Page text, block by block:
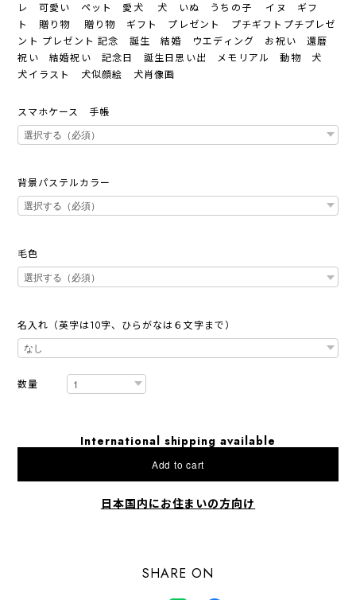
レ 可愛い ペット 愛犬 犬 いぬ うちの子 イヌ ギフ
ト 贈り物 贈り物 ギフト プレゼント プチギフトプチプレゼ
ント プレゼント 記念 誕生 結婚 ウエディング お祝い 還暦
祝い 結婚祝い 記念日 誕生日思い出 メモリアル 動物 犬
犬イラスト 犬似顔絵 犬肖像画
スマホケース 手帳
背景パステルカラー
毛色
名入れ（英字は10字、ひらがなは６文字まで）
数量
International shipping available
Add to cart
日本国内にお住まいの方向け
SHARE ON